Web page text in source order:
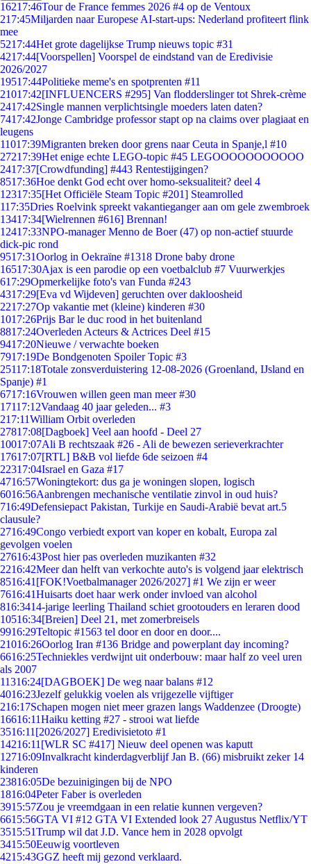
16217:46Tour de France femmes 2026 #4 op de Ventoux
217:45Miljarden naar Europese AI-start-ups: Nederland profiteert flink
mee
5217:44Het grote dagelijkse Trump nieuws topic #31
4217:44[Voorspellen] Voorspel de eindstand van de Eredivisie
2026/2027
19517:44Politieke meme's en spotprenten #11
21017:42[INFLUENCERS #295] Van flodderslinger tot Shrek-crème
2417:42Single mannen verplichtsingle moeders laten daten?
7417:42Jonge Cambridge professor stapt op na claims over plagiaat en
leugens
11017:39Migranten breken door grens naar Ceuta in Spanje,l #10
27217:39Het enige echte LEGO-topic #45 LEGOOOOOOOOOOO
2417:37[Crowdfunding] #443 Rentestijgingen?
8517:36Hoe denkt God echt over homo-seksualiteit? deel 4
12317:35[Het Officiële Steam Topic #201] Steamrolled
117:35Dries Roelvink spreekt vakantieganger aan om gele zwembroek
13417:34[Wielrennen #616] Brennan!
12417:33NPO-manager Menno de Boer (47) op non-actief stuurde
dick-pic rond
9517:31Oorlog in Oekraïne #1318 Drone baby drone
16517:30Ajax is een parodie op een voetbalclub #7 Vuurwerkjes
617:29Opmerkelijke foto's van Funda #243
4317:29[Eva vd Wijdeven] geruchten over dakloosheid
2217:27Op vakantie met (kleine) kinderen #30
1017:26Prijs Bar le duc rood in het buitenland
8817:24Overleden Acteurs & Actrices Deel #15
9417:20Nieuwe / verwachte boeken
7917:19De Bondgenoten Spoiler Topic #3
25117:18Totale zonsverduistering 12-08-2026 (Groenland, IJsland en
Spanje) #1
6717:16Vrouwen willen geen man meer #30
17117:12Vandaag 40 jaar geleden... #3
217:11William Orbit overleden
27817:08[Dagboek] Veel aan hoofd - Deel 27
10017:07Ali B rechtszaak #26 - Ali de bewezen serieverkrachter
17617:07[RTL] B&B vol liefde 6de seizoen #4
22317:04Israel en Gaza #17
4716:57Woningtekort: dus ga je woningen slopen, logisch
6016:56Aanbrengen mechanische ventilatie zinvol in oud huis?
716:49Defensiepact Pakistan, Turkije en Saudi-Arabië bevat art.5
clausule?
2716:49Congo verbiedt export van koper en kobalt, Europa zal
gevolgen voelen
27616:43Post hier pas overleden muzikanten #32
2216:42Meer dan helft van verkochte auto's is volgend jaar elektrisch
8516:41 [FOK!Voetbalmanager 2026/2027] #1 We zijn er weer
7616:41Huisarts doet haar werk onder invloed van alcohol
816:3414-jarige leerling Thailand schiet grootouders en leraren dood
10516:34[Breien] Deel 21, met zomerbreisels
9916:29Teltopic #1563 tel door en door en door....
21016:26Oorlog Iran #136 Bridge and powerplant day incoming?
6616:25Techniekles verdwijnt uit onderbouw: maar half zo veel uren
als 2007
11316:24[DAGBOEK] De weg naar balans #12
4016:23Jezelf gelukkig voelen als vrijgezelle vijftiger
216:17Schapen mogen niet meer grazen langs Waddenzee (Droogte)
16616:11Haiku ketting #27 - strooi wat liefde
3516:11 [2026/2027] Eredivisietoto #1
14216:11 [WLR SC #417] Nieuw deel openen was kaputt
12716:09Invalkracht kinderdagverblijf Jan B. (66) misbruikt zeker 14
kinderen
23816:05De bezuinigingen bij de NPO
1816:04Peter Faber is overleden
3915:57Zou je vreemdgaan in een relatie kunnen vergeven?
6615:56GTA VI #12 GTA VI Extended look 27 Augustus Netflix/YT
3515:51Trump wil dat J.D. Vance hem in 2028 opvolgt
3415:50Eeuwig voortleven
4215:43GGZ heeft mij gezond verklaard.